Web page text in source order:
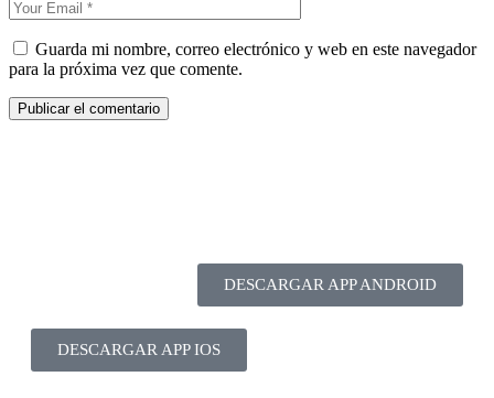
Guarda mi nombre, correo electrónico y web en este navegador
para la próxima vez que comente.
DESCARGAR APP ANDROID
DESCARGAR APP IOS